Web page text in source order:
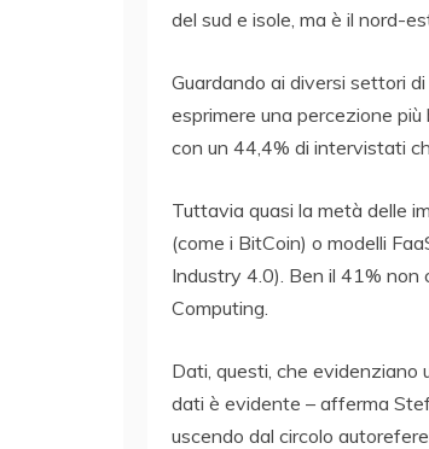
del sud e isole, ma è il nord-
Guardando ai diversi settori
esprimere una percezione
con un 44,4% di intervistati
Tuttavia quasi la metà delle
(come i BitCoin) o modelli
Industry 4.0). Ben il 41% non
Computing.
Dati, questi, che evidenziano
dati è evidente – afferma
uscendo dal circolo